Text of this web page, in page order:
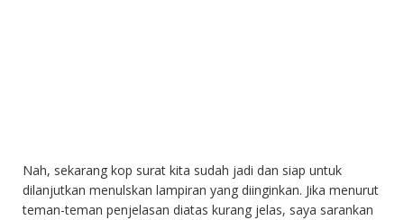
Nah, sekarang kop surat kita sudah jadi dan siap untuk
dilanjutkan menulskan lampiran yang diinginkan. Jika menurut
teman-teman penjelasan diatas kurang jelas, saya sarankan